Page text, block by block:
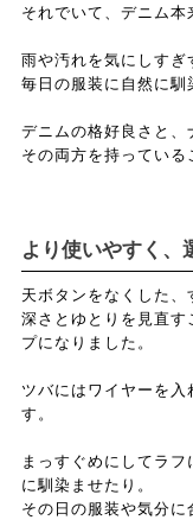
それでいて、デニム本
雨や汚れを気にしすぎ
毎日の服装に自然に馴
デニムの格好良さと、
その両方を持っている
より使いやすく、
天ボタンをなくした、
深さとゆとりを見直す
プになりました。
ツバにはワイヤーを
す。
まっすぐめにしてラ
に馴染ませたり。
その日の服装や気分